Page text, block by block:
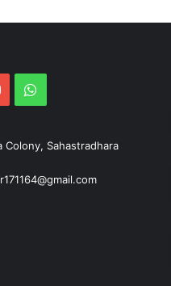
YouTubeWhatsApp
Colony, Sahastradhara